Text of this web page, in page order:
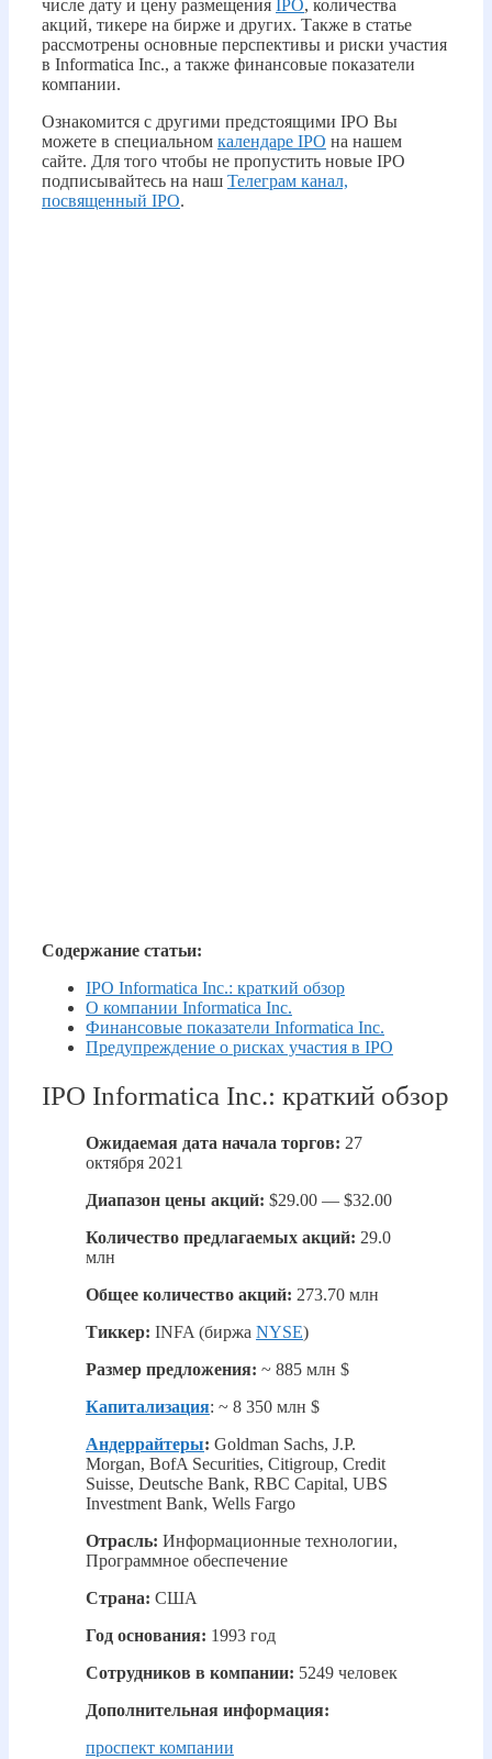
числе дату и цену размещения IPO, количества
акций, тикере на бирже и других. Также в статье
рассмотрены основные перспективы и риски участия
в Informatica Inc., а также финансовые показатели
компании.
Ознакомится с другими предстоящими IPO Вы
можете в специальном календаре IPO на нашем
сайте. Для того чтобы не пропустить новые IPO
подписывайтесь на наш Телеграм канал,
посвященный IPO.
Содержание статьи:
IPO Informatica Inc.: краткий обзор
О компании Informatica Inc.
Финансовые показатели Informatica Inc.
Предупреждение о рисках участия в IPO
IPO Informatica Inc.: краткий обзор
Ожидаемая дата начала торгов: 27
октября 2021
Диапазон цены акций: $29.00 — $32.00
Количество предлагаемых акций: 29.0
млн
Общее количество акций: 273.70 млн
Тиккер: INFA (биржа NYSE)
Размер предложения: ~ 885 млн $
Капитализация: ~ 8 350 млн $
Андеррайтеры: Goldman Sachs, J.P.
Morgan, BofA Securities, Citigroup, Credit
Suisse, Deutsche Bank, RBC Capital, UBS
Investment Bank, Wells Fargo
Отрасль: Информационные технологии,
Программное обеспечение
Страна: США
Год основания: 1993 год
Сотрудников в компании: 5249 человек
Дополнительная информация:
проспект компании